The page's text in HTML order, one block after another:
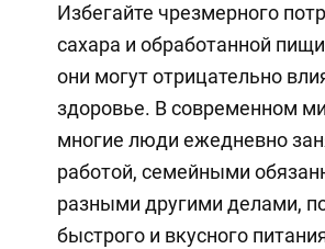
Избегайте чрезмерного
сахара и обработанной
они могут отрицательно
здоровье. В современном
многие люди ежедневно
работой, семейными
разными другими делами,
быстрого и вкусного